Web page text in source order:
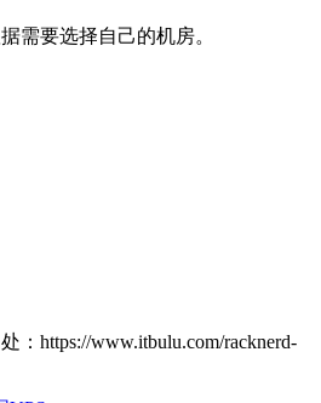
需要选择自己的机房。
：https://www.itbulu.com/racknerd-